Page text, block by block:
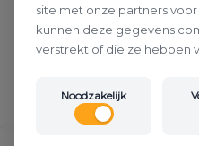
site met onze partners
kunnen deze gegevens
verstrekt of die ze hebben
Noodzakelijk